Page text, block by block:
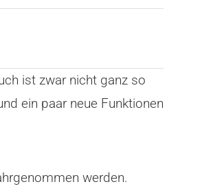
ist zwar nicht ganz so
ein paar neue Funktionen
werden.